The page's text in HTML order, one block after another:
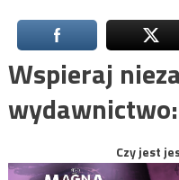
Wspieraj
wydawnictwo:
Czy jest